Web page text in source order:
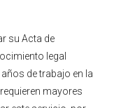
su Acta de
legal
de trabajo en la
mayores